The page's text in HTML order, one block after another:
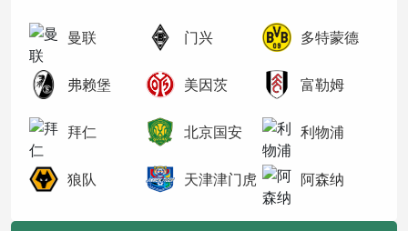
曼联 门兴 多特蒙德
弗赖堡 美因茨 富勒姆
拜仁 北京国安 利物浦
狼队 天津津门虎 阿森纳